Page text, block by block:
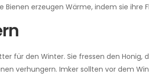
erzeugen Wärme, indem sie
für den Winter. Sie fressen den
verhungern. Imker sollten vor dem